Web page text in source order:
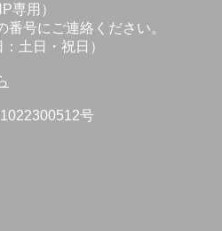
専用）
号にご連絡ください。
土日・祝日）
号